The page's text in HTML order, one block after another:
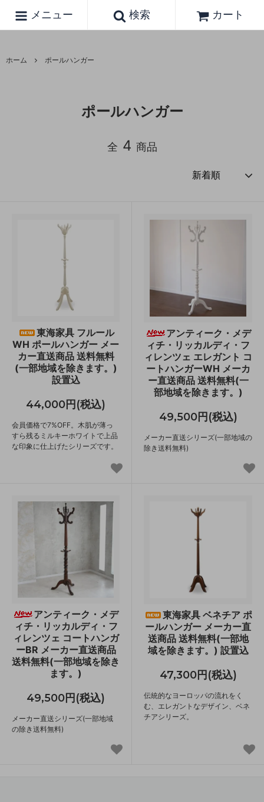
メニュー 検索 カート
ホーム ポールハンガー
ポールハンガー
全 4 商品
東海家具 フルール
WH ポールハンガー メー
カー直送商品 送料無料
(一部地域を除きます。)
設置込
44,000円(税込)
会員価格で7%OFF。木肌が薄っ
すら残るミルキーホワイトで上品
な印象に仕上げたシリーズです。
アンティーク・メデ
ィチ・リッカルディ・フ
ィレンツェ エレガント コ
ートハンガーWH メーカ
ー直送商品 送料無料(一
部地域を除きます。)
49,500円(税込)
メーカー直送シリーズ(一部地域の
除き送料無料)
アンティーク・メデ
ィチ・リッカルディ・フ
ィレンツェ コートハンガ
ーBR メーカー直送商品
送料無料(一部地域を除き
ます。)
49,500円(税込)
メーカー直送シリーズ(一部地域
の除き送料無料)
東海家具 ベネチア ポ
ールハンガー メーカー直
送商品 送料無料(一部地
域を除きます。) 設置込
47,300円(税込)
伝統的なヨーロッパの流れをく
む、エレガントなデザイン、ベネ
チアシリーズ。